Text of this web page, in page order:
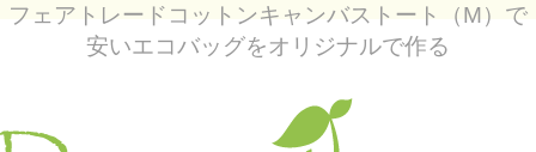
フェアトレードコットンキャンバストート（M）で
安いエコバッグをオリジナルで作る